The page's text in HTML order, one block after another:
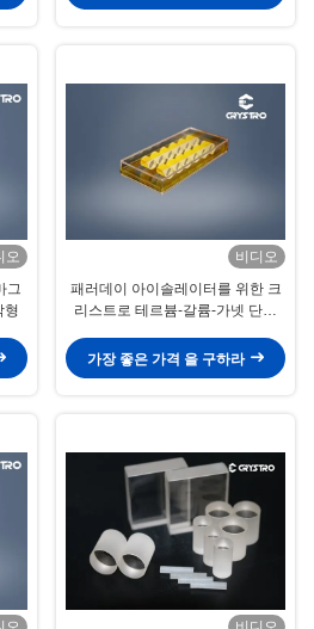
오
그
형
비디오
패러데이 아이솔레이터를 위한 크
리스트로 테르븀-갈륨-가넷 단일
가장 좋은 가격 을 구하라